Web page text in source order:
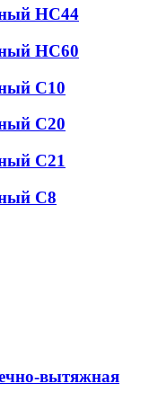
НС44
НС60
С10
С20
С21
С8
вытяжная